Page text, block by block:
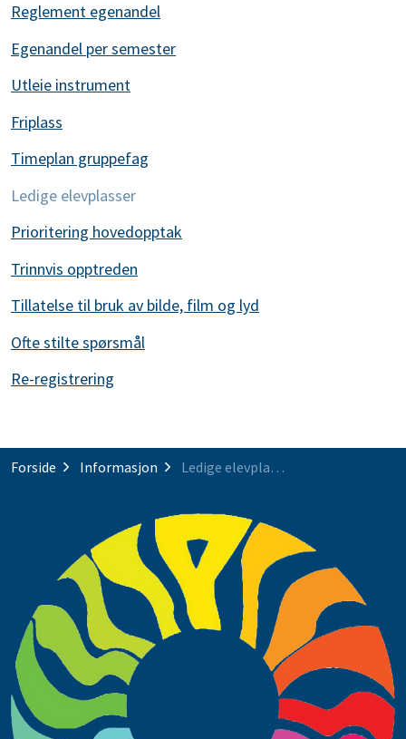
Reglement egenandel
Egenandel per semester
Utleie instrument
Friplass
Timeplan gruppefag
Ledige elevplasser
Prioritering hovedopptak
Trinnvis opptreden
Tillatelse til bruk av bilde, film og lyd
Ofte stilte spørsmål
Re-registrering
Forside Informasjon Ledige elevplasser